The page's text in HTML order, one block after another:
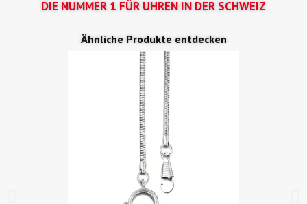
DIE NUMMER 1 FÜR UHREN IN DER SCHWEIZ
Ähnliche Produkte entdecken